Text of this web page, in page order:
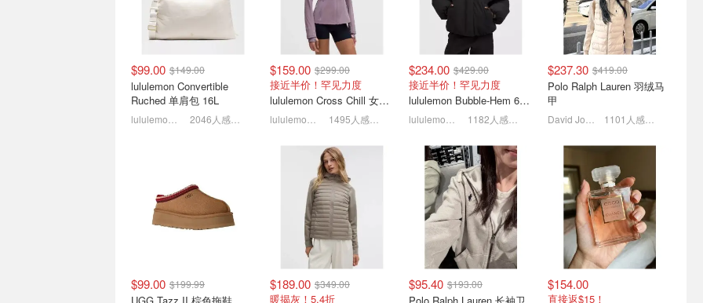
iPhone 18发布会日期预测
周生生黄金8.8折！
ALLSAINTS皮衣3.2折！科
颜氏高保湿套装3.9折
妮可·基德曼纽约首映造型
解析🔥长罩衫配基础裤尽显
优雅
澳洲留学2026 S2 Oweek
生活攻略手册 - 购物, 旅游,
生活, 美食
2026年网红圈大变天❓揭秘
PRADA 2026早秋趋势预
🍧Sugar Trend手作甜品试
Le Labo北京城市限定‼️
$99.00 $149.00
lululemon Convertible
Ruched 单肩包 16L
$159.00 $299.00
接近半价！罕见力度
lululemon Cross Chill 女士运动外套
$234.00 $429.00
接近半价！罕见力度
lululemon Bubble-Hem 600蓬松羽绒夹克
$237.30 $419.00
Polo Ralph Lauren 羽绒马
甲
$99.00 $199.99
UGG Tazz II 棕色拖鞋
$189.00 $349.00
暖揭灰！5.4折
$95.40 $193.00
Polo Ralph Lauren 长袖卫
$154.00
直接返$15！